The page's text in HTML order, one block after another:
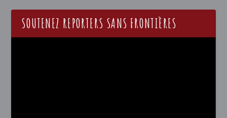
SOUTENEZ REPORTERS SANS FRONTIÈRES